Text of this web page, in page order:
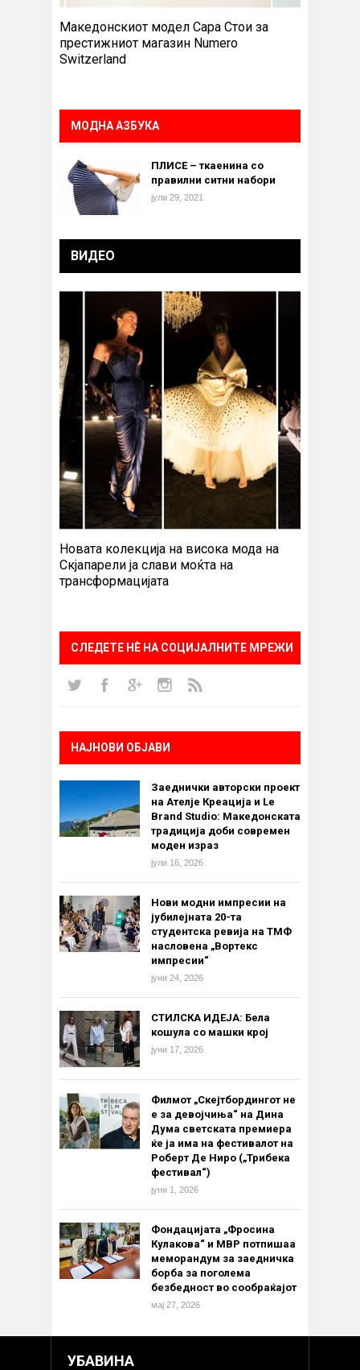
Македонскиот модел Сара Стои за
престижниот магазин Numero
Switzerland
МОДНА АЗБУКА
ПЛИСЕ – ткаенина со
правилни ситни набори
јули 29, 2021
ВИДЕО
Новата колекција на висока мода на
Скјапарели ја слави моќта на
трансформацијата
СЛЕДЕТЕ НÈ НА СОЦИЈАЛНИТЕ МРЕЖИ
НАЈНОВИ ОБЈАВИ
Заеднички авторски проект
на Ателје Креација и Le
Brand Studio: Македонската
традиција доби современ
моден израз
јули 16, 2026
Нови модни импресии на
јубилејната 20-та
студентска ревија на ТМФ
насловена „Вортекс
импресии“
јуни 24, 2026
СТИЛСКА ИДЕЈА: Бела
кошула со машки крој
јуни 17, 2026
Филмот „Скејтбордингот не
е за девојчиња“ на Дина
Дума светската премиера
ќе ја има на фестивалот на
Роберт Де Ниро („Трибека
фестивал“)
јуни 1, 2026
Фондацијата „Фросина
Кулакова“ и МВР потпишаа
меморандум за заедничка
борба за поголема
безбедност во сообраќајот
мај 27, 2026
УБАВИНА